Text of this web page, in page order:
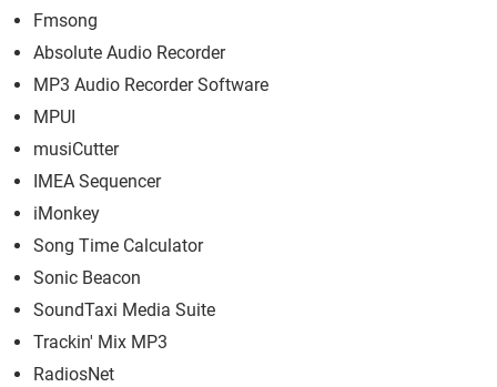
Fmsong
Absolute Audio Recorder
MP3 Audio Recorder Software
MPUI
musiCutter
IMEA Sequencer
iMonkey
Song Time Calculator
Sonic Beacon
SoundTaxi Media Suite
Trackin' Mix MP3
RadiosNet